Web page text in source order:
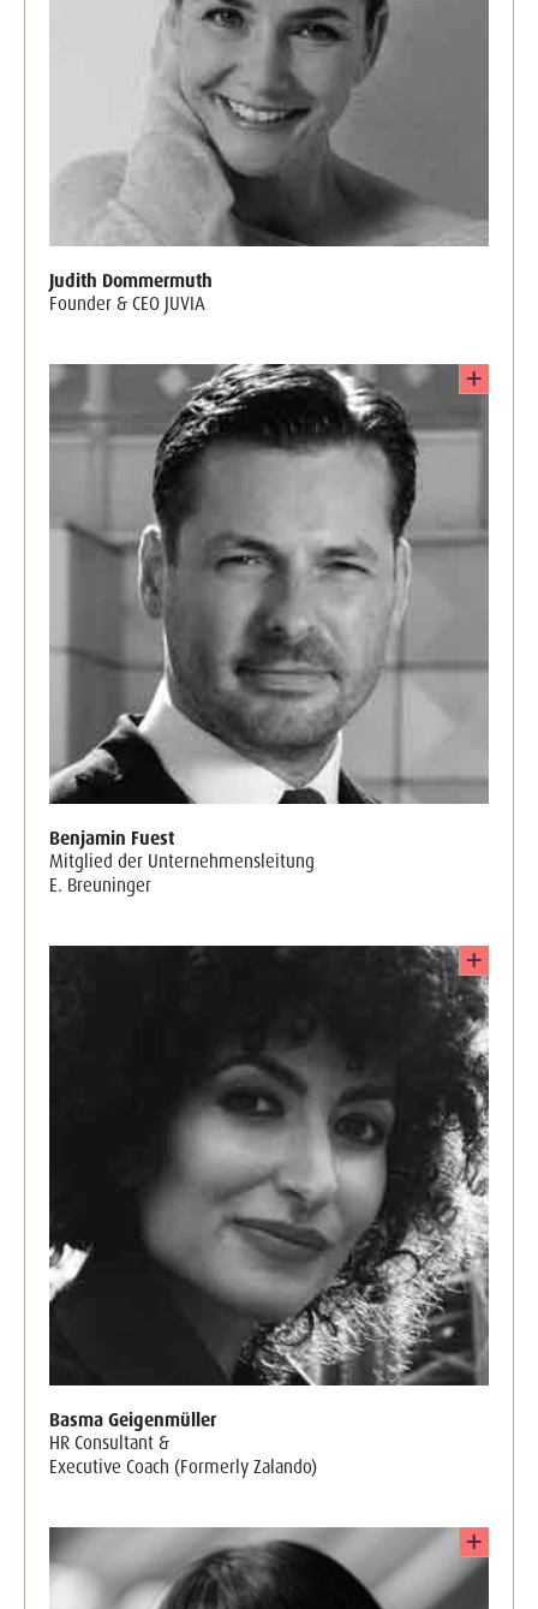
Judith Dommermuth
Founder & CEO JUVIA
Benjamin Fuest
Mitglied der Unternehmensleitung
E. Breuninger
Basma Geigenmüller
HR Consultant &
Executive Coach (Formerly Zalando)